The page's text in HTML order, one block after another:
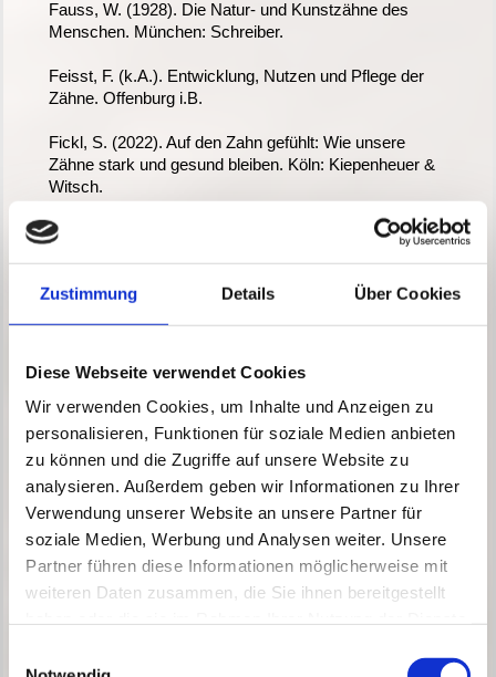
Zustimmung Details Über Cookies
Diese Webseite verwendet Cookies
Wir verwenden Cookies, um Inhalte und Anzeigen zu
personalisieren, Funktionen für soziale Medien anbieten
zu können und die Zugriffe auf unsere Website zu
analysieren. Außerdem geben wir Informationen zu Ihrer
Verwendung unserer Website an unsere Partner für
soziale Medien, Werbung und Analysen weiter. Unsere
Partner führen diese Informationen möglicherweise mit
weiteren Daten zusammen, die Sie ihnen bereitgestellt
Fauss, W. (1928). Die Natur- und Kunstzähne des
Menschen. München: Schreiber.
Feisst, F. (k.A.). Entwicklung, Nutzen und Pflege der
Zähne. Offenburg i.B.
Fickl, S. (2022). Auf den Zahn gefühlt: Wie unsere
Zähne stark und gesund bleiben. Köln: Kiepenheuer &
Witsch.
Filippi, A. (2006). Halitosis. Berlin: Quintessenz.
Tabuthema Mundgeruch. Berlin: Quintessenz.
dental hygienists. Philadelphia: Lea & Febiger.
Fones, A. C. (1925). Preventive dentistry for dental
students. Philadelphia, New York: Lea & Febiger.
Forschungsverbund_Public_Health_Sachsen, Rössler,
G., & Kirch, W. H. (1997). Public Health und
Zahngesundheit. Regensburg: Roderer.
Forschungsverbund_Public_Health_Sachsen, Walter,
M., & Böning, K. H. (2000). Public Health und
Zahngesundheit: Mundgesunheitsziele. Workshop
Freiburg 1999. Regensburg: Roderer.